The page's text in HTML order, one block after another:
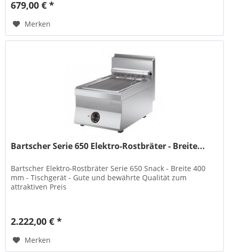
679,00 € *
Merken
Bartscher Serie 650 Elektro-Rostbräter - Breite...
Bartscher Elektro-Rostbräter Serie 650 Snack - Breite 400
mm - Tischgerät - Gute und bewährte Qualität zum
attraktiven Preis
2.222,00 € *
Merken